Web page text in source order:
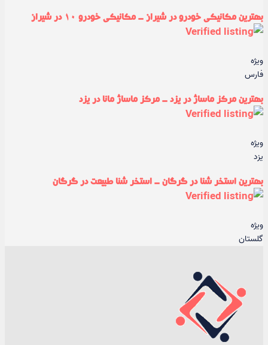
بهترین مکانیکی خودرو در شیراز - مکانیکی خودرو ۱۰ در شیراز
ویژه
فارس
بهترین مرکز ماساژ در یزد - مرکز ماساژ مانا در یزد
ویژه
یزد
بهترین استخر شنا در گرگان - استخر شنا طبیعت در گرگان
ویژه
گلستان